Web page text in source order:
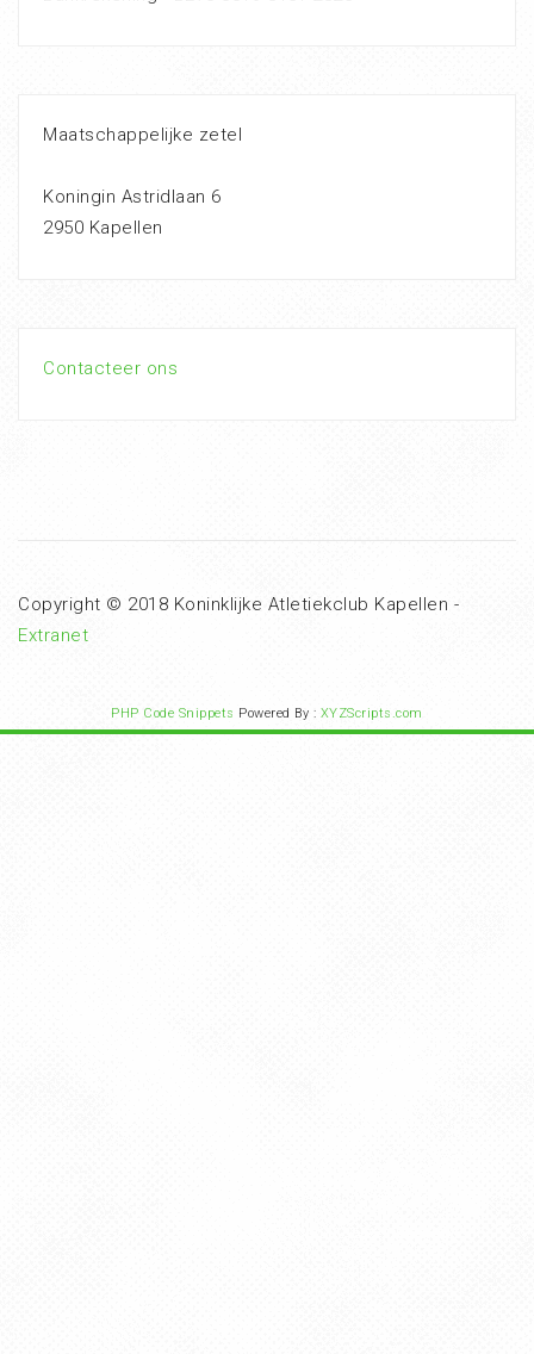
Maatschappelijke zetel
Koningin Astridlaan 6
2950 Kapellen
Contacteer ons
Copyright © 2018 Koninklijke Atletiekclub Kapellen -
Extranet
PHP Code Snippets Powered By : XYZScripts.com